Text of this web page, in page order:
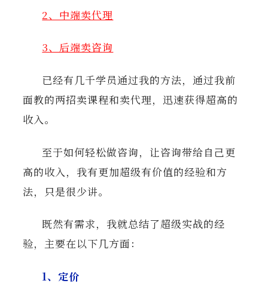
2、中端卖代理
3、后端卖咨询
已经有几千学员通过我的方法，通过我前
面教的两招卖课程和卖代理，迅速获得超高的
收入。
至于如何轻松做咨询，让咨询带给自己更
高的收入，我有更加超级有价值的经验和方
法，只是很少讲。
既然有需求，我就总结了超级实战的经
验，主要在以下几方面：
1、定价